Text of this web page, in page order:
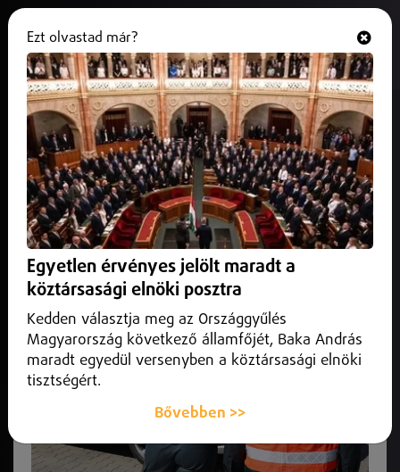
Razzia a hajdú-bihari
építkezéseken
2025. szeptember 16. Hajdú-Bihar vármegye
Szeptember 18-án razziát tart a NAV Hajdú-Biharban –
Ezt olvastad már?
Egyetlen érvényes jelölt maradt a
köztársasági elnöki posztra
Kedden választja meg az Országgyűlés
Magyarország következő államfőjét, Baka András
maradt egyedül versenyben a köztársasági elnöki
tisztségért.
Bővebben >>